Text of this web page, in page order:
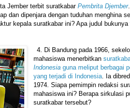
Jember terbit suratkabar Pembrita Djember
dan dipenjara dengan tuduhan menghina
kepala suratkabar ini? Apa judul bukunya
4.⁠ ⁠Di Bandung pada 1966,
mahasiswa menerbitkan
Indonesia guna meliput berbagai
yang terjadi di Indonesia . Ia
1974. Siapa pemimpin redaksi
mahasiswa ini? Berapa sirkulasi
suratkabar tersebut?